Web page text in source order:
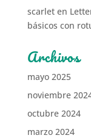
scarleten
básicos con
Archivos
mayo 2025
noviembre
octubre 2024
marzo 2024